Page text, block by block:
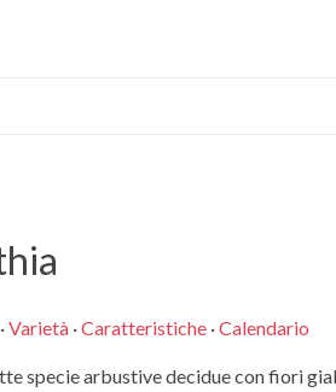
Varietà·Caratteristiche·Calendario
specie arbustive decidue con fiori